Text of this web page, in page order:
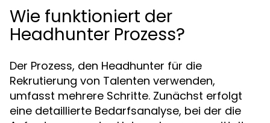
Wie funktioniert der
Headhunter Prozess?
Der Prozess, den Headhunter für die
Rekrutierung von Talenten verwenden,
umfasst mehrere Schritte. Zunächst erfolgt
eine detaillierte Bedarfsanalyse, bei der die